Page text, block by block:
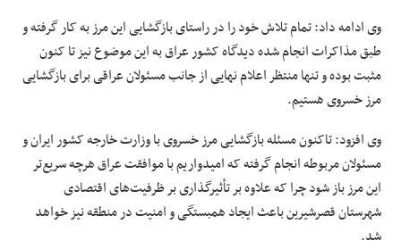
وی ادامه داد: تمام تلاش خود را در راستای بازگشایی اینمرزبه کار گرفته و
طبق مذاکرات انجام شده دیدگاه کشور عراق به این موضوع نیزتا کنون
مثبت بوده و تنها منتظر اعلام نهاییاز جانبمسئولان عراقی برای بازگشایی
مرز خسروی هستیم.
وی افزود: تاکنون مسئله بازگشایی مرز خسروی با وزارت خارجه کشور ایران و
مسئولان مربوطه انجام گرفته که امیدواریم با موافقت عراق هرچه سریع‌تر
این مرز باز شود چرا که علاوه بر تأثیرگذاری بر ظرفیت‌های اقتصادی
شهرستان قصرشیرین باعث ایجاد همبستگی و امنیت در منطقه نیز خواهد
شد.